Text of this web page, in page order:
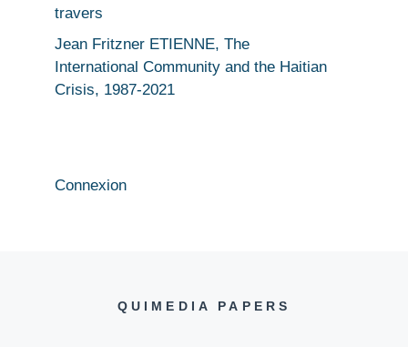
travers
Jean Fritzner ETIENNE, The
International Community and the Haitian
Crisis, 1987-2021
Connexion
QUIMEDIA PAPERS